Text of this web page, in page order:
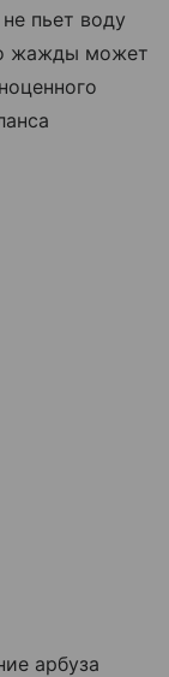
пьет воду
жажды может
арбуза